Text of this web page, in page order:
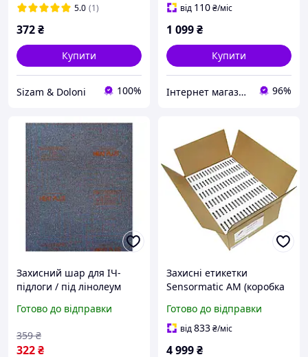
5.0 (1)
372₴
Купити
Sizam & Doloni 100%
від 110₴/міс
1 099₴
Купити
Інтернет магазин "12ка" 96%
Захисний шар для ІЧ-
підлоги / під лінолеум
100х120см
Готово до відправки
322₴
359 ₴
Захисні етикетки
Sensormatic АМ (коробка
етикетка 58 Кгц
Готово до відправки
від833₴/міс
4 999₴